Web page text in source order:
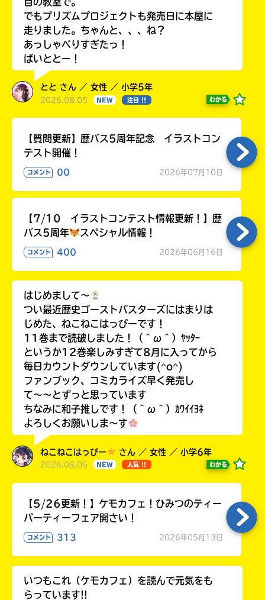
目の教室で。
でもプリズムプロジェクトも発売日に本屋に
走りました。ちゃんと、、、ね？
あっしゃべりすぎたっ！
ばいととー！
とと さん ／ 女性 ／ 小学5年
2026.08.05 NEW 注目 !! わかる
【質問更新】歴バス5周年記念 イラストコン
テスト開催！
コメント 00 2026年07月10日
【7/10 イラストコンテスト情報更新！】歴
バス5周年
スペシャル情報！
コメント 400 2026年06月16日
はじめまして〜
つい最近歴史ゴーストバスターズにはまりは
じめた、ねこねこはっぴーです！
11巻まで読破しました！（＾ω＾）ﾔｯﾀｰ
というか12巻楽しみすぎて8月に入ってから
毎日カウントダウンしています(^o^)
ファンブック、コミカライズ早く発売し
て〜〜とずっと思っています
ちなみに和子推しです！（＾ω＾）ｶﾜｲｲﾖﾈ
よろしくお願いしま〜す
ねこねこはっぴー さん ／ 女性 ／ 小学6年
2026.08.05 NEW 人気 !! わかる
【5/26更新！】ケモカフェ！ひみつのティー
パーティーフェア開さい！
コメント 313 2026年05月13日
いつもこれ（ケモカフェ）を読んで元気をも
らっています!!